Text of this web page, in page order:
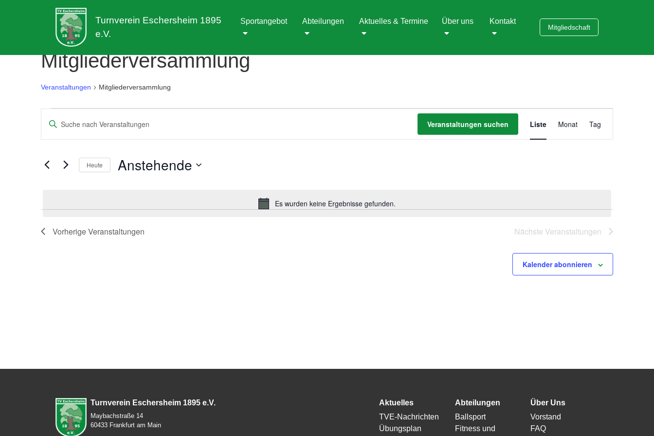
Turnverein Eschersheim 1895
e.V.
Sportangebot Abteilungen Aktuelles & Termine Über uns Kontakt
Mitgliedschaft
Mitgliederversammlung
Veranstaltungen Mitgliederversammlung
Veranstaltungen
Hinweis
Es wurden keine Ergebnisse gefunden.
Veranstaltungen
Suche
Ansichten,
Bitte
nach
Veranstaltungen suchen
Ansichten-
Liste Monat Tag
Heute Anstehende
VorherigeVeranstaltungen Nächste Veranstaltungen
Kalender abonnieren
Turnverein Eschersheim 1895 e.V.
Maybachstraße 14
60433 Frankfurt am Main
Aktuelles
TVE-Nachrichten
Übungsplan
Abteilungen
Ballsport
Fitness und
Über Uns
Vorstand
FAQ